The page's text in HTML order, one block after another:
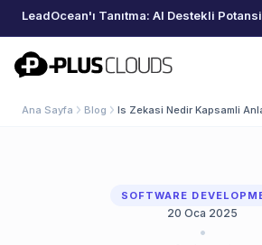
PlusClouds
Ana Sayfa Blog Is Zekasi Nedir Kapsamli
SOFTWARE
20 Oca 2025
•